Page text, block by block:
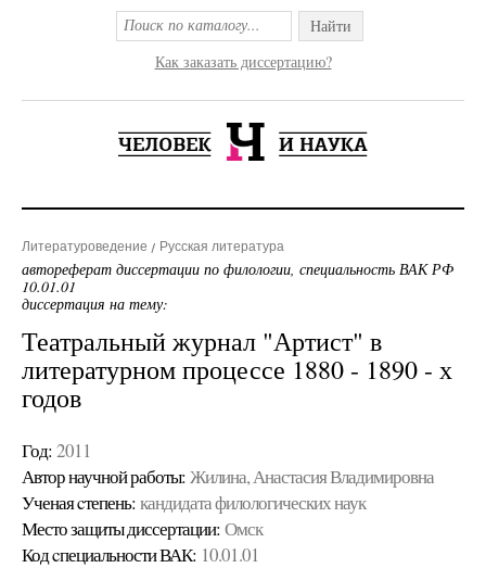
Найти
Как заказать диссертацию?
Литературоведение Русская литература
автореферат диссертации по филологии, специальность ВАК РФ
10.01.01
диссертация на тему:
Театральный журнал "Артист" в
литературном процессе 1880 - 1890 - х
годов
Год: 2011
Автор научной работы: Жилина, Анастасия Владимировна
Ученая cтепень: кандидата филологических наук
Место защиты диссертации: Омск
Код cпециальности ВАК: 10.01.01